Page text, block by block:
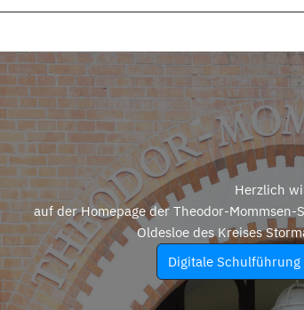
Herzlich
auf der Homepage der Theodor-
Oldesloe des Kreises
Digitale